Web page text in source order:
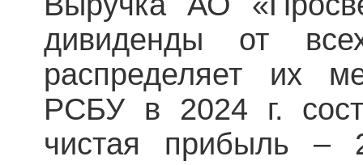
дивиденды от
распределяет их
РСБУ в 2024 г.
чистая прибыль